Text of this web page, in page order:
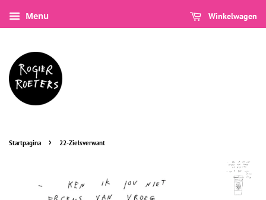
Menu Winkelwagen
Startpagina › 22-Zielsverwant